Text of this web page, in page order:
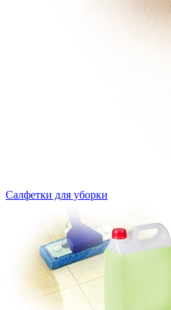
Салфетки для уборки